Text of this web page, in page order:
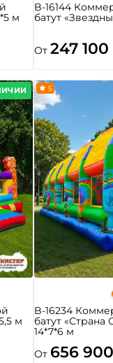
м
B-16144
батут
От 247
м
5
B-16234
батут
14*7*6 м
От 656